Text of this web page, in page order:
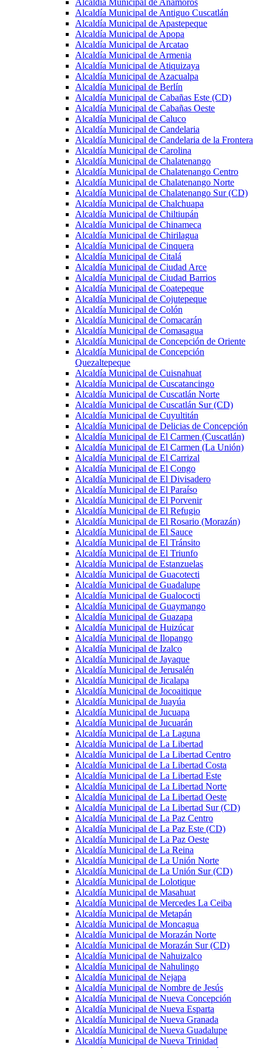
Alcaldía Municipal de Anamorós
Alcaldía Municipal de Antiguo Cuscatlán
Alcaldía Municipal de Apastepeque
Alcaldía Municipal de Apopa
Alcaldía Municipal de Arcatao
Alcaldía Municipal de Armenia
Alcaldía Municipal de Atiquizaya
Alcaldía Municipal de Azacualpa
Alcaldía Municipal de Berlín
Alcaldía Municipal de Cabañas Este (CD)
Alcaldía Municipal de Cabañas Oeste
Alcaldía Municipal de Caluco
Alcaldía Municipal de Candelaria
Alcaldía Municipal de Candelaria de la Frontera
Alcaldía Municipal de Carolina
Alcaldía Municipal de Chalatenango
Alcaldía Municipal de Chalatenango Centro
Alcaldía Municipal de Chalatenango Norte
Alcaldía Municipal de Chalatenango Sur (CD)
Alcaldía Municipal de Chalchuapa
Alcaldía Municipal de Chiltiupán
Alcaldía Municipal de Chinameca
Alcaldía Municipal de Chirilagua
Alcaldía Municipal de Cinquera
Alcaldía Municipal de Citalá
Alcaldía Municipal de Ciudad Arce
Alcaldía Municipal de Ciudad Barrios
Alcaldía Municipal de Coatepeque
Alcaldía Municipal de Cojutepeque
Alcaldía Municipal de Colón
Alcaldía Municipal de Comacarán
Alcaldía Municipal de Comasagua
Alcaldía Municipal de Concepción de Oriente
Alcaldía Municipal de Concepción
Quezaltepeque
Alcaldía Municipal de Cuisnahuat
Alcaldía Municipal de Cuscatancingo
Alcaldía Municipal de Cuscatlán Norte
Alcaldía Municipal de Cuscatlán Sur (CD)
Alcaldía Municipal de Cuyultitán
Alcaldía Municipal de Delicias de Concepción
Alcaldía Municipal de El Carmen (Cuscatlán)
Alcaldía Municipal de El Carmen (La Unión)
Alcaldía Municipal de El Carrizal
Alcaldía Municipal de El Congo
Alcaldía Municipal de El Divisadero
Alcaldía Municipal de El Paraíso
Alcaldía Municipal de El Porvenir
Alcaldía Municipal de El Refugio
Alcaldía Municipal de El Rosario (Morazán)
Alcaldía Municipal de El Sauce
Alcaldía Municipal de El Tránsito
Alcaldía Municipal de El Triunfo
Alcaldía Municipal de Estanzuelas
Alcaldía Municipal de Guacotecti
Alcaldía Municipal de Guadalupe
Alcaldía Municipal de Gualococti
Alcaldía Municipal de Guaymango
Alcaldía Municipal de Guazapa
Alcaldía Municipal de Huizúcar
Alcaldía Municipal de Ilopango
Alcaldía Municipal de Izalco
Alcaldía Municipal de Jayaque
Alcaldía Municipal de Jerusalén
Alcaldía Municipal de Jicalapa
Alcaldía Municipal de Jocoaitique
Alcaldía Municipal de Juayúa
Alcaldía Municipal de Jucuapa
Alcaldía Municipal de Jucuarán
Alcaldía Municipal de La Laguna
Alcaldía Municipal de La Libertad
Alcaldía Municipal de La Libertad Centro
Alcaldía Municipal de La Libertad Costa
Alcaldía Municipal de La Libertad Este
Alcaldía Municipal de La Libertad Norte
Alcaldía Municipal de La Libertad Oeste
Alcaldía Municipal de La Libertad Sur (CD)
Alcaldía Municipal de La Paz Centro
Alcaldía Municipal de La Paz Este (CD)
Alcaldía Municipal de La Paz Oeste
Alcaldía Municipal de La Reina
Alcaldía Municipal de La Unión Norte
Alcaldía Municipal de La Unión Sur (CD)
Alcaldía Municipal de Lolotique
Alcaldía Municipal de Masahuat
Alcaldía Municipal de Mercedes La Ceiba
Alcaldía Municipal de Metapán
Alcaldía Municipal de Moncagua
Alcaldía Municipal de Morazán Norte
Alcaldía Municipal de Morazán Sur (CD)
Alcaldía Municipal de Nahuizalco
Alcaldía Municipal de Nahulingo
Alcaldía Municipal de Nejapa
Alcaldía Municipal de Nombre de Jesús
Alcaldía Municipal de Nueva Concepción
Alcaldía Municipal de Nueva Esparta
Alcaldía Municipal de Nueva Granada
Alcaldía Municipal de Nueva Guadalupe
Alcaldía Municipal de Nueva Trinidad